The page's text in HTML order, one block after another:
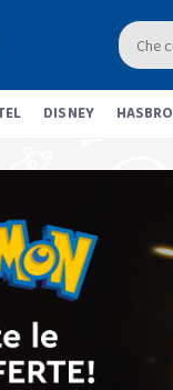
DISNEY HASBRO